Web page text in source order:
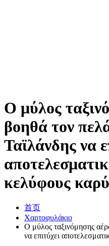
Ο μύλος
βοηθά τον
Ταϊλάνδης να
κελύφους
首页
Χαρτοφυλάκιο
Ο μύλος ταξινόμησης
να επιτύχει